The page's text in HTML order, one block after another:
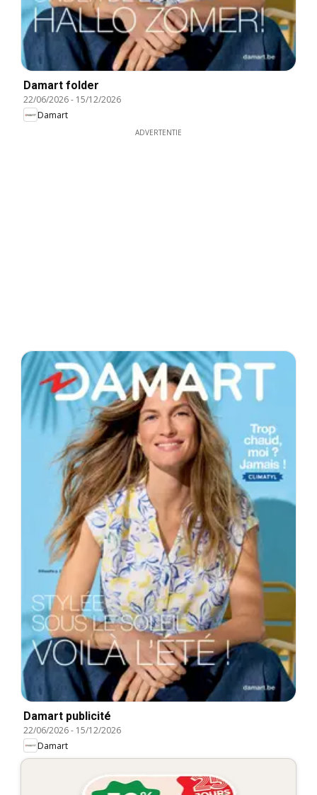
Damart folder
22/06/2026- 15/12/2026
Damart
ADVERTENTIE
Damart publicité
22/06/2026- 15/12/2026
Damart